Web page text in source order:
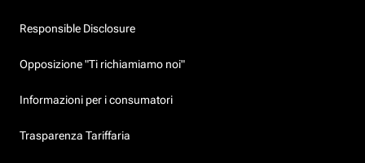
Responsible Disclosure
Opposizione "Ti richiamiamo noi"
Informazioni per i consumatori
Trasparenza Tariffaria